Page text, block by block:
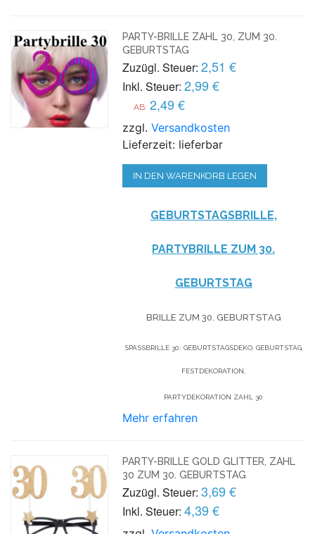
PARTY-BRILLE ZAHL 30, ZUM 30.
GEBURTSTAG
Zuzügl. Steuer: 2,51 €
Inkl. Steuer: 2,99 €
AB: 2,49 €
zzgl.Versandkosten
Lieferzeit: lieferbar
IN DEN WARENKORB LEGEN
GEBURTSTAGSBRILLE,
PARTYBRILLE ZUM 30.
GEBURTSTAG
BRILLE ZUM 30. GEBURTSTAG
SPASSBRILLE 30: GEBURTSTAGSDEKO, GEBURTSTAG, F
ESTDEKORATION,
PARTYDEKORATION ZAHL 30
Mehr erfahren
PARTY-BRILLE GOLD GLITTER, ZAHL
30 ZUM 30. GEBURTSTAG
Zuzügl. Steuer: 3,69 €
Inkl. Steuer: 4,39 €